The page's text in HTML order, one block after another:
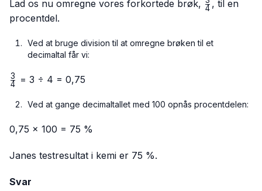
{12 ÷
3}
Lad os nu omregne vores forkortede brøk, \frac{3}
4 , til en
procentdel.
Ved at bruge division til at omregne brøken til et
decimaltal får vi:
\frac{3}
4
3 = 3 ÷ 4 = 0,75
Ved at gange decimaltallet med 100 opnås procentdelen:
0,75 × 100 = 75 %
Janes testresultat i kemi er 75 %.
Svar